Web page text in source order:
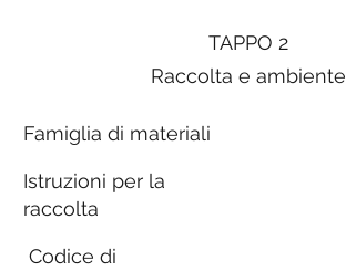
TAPPO 2
Raccolta e ambiente
Famiglia di materiali
Istruzioni per la
raccolta
Codice di